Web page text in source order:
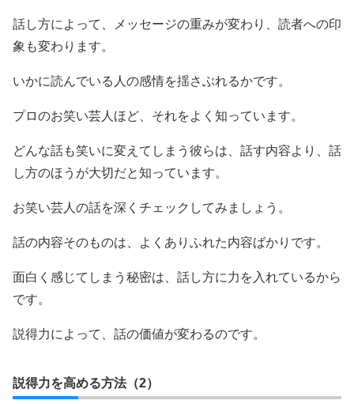
話し方によって、メッセージの重みが変わり、読者への印
象も変わります。
いかに読んでいる人の感情を揺さぶれるかです。
プロのお笑い芸人ほど、それをよく知っています。
どんな話も笑いに変えてしまう彼らは、話す内容より、話
し方のほうが大切だと知っています。
お笑い芸人の話を深くチェックしてみましょう。
話の内容そのものは、よくありふれた内容ばかりです。
面白く感じてしまう秘密は、話し方に力を入れているから
です。
説得力によって、話の価値が変わるのです。
説得力を高める方法（2）